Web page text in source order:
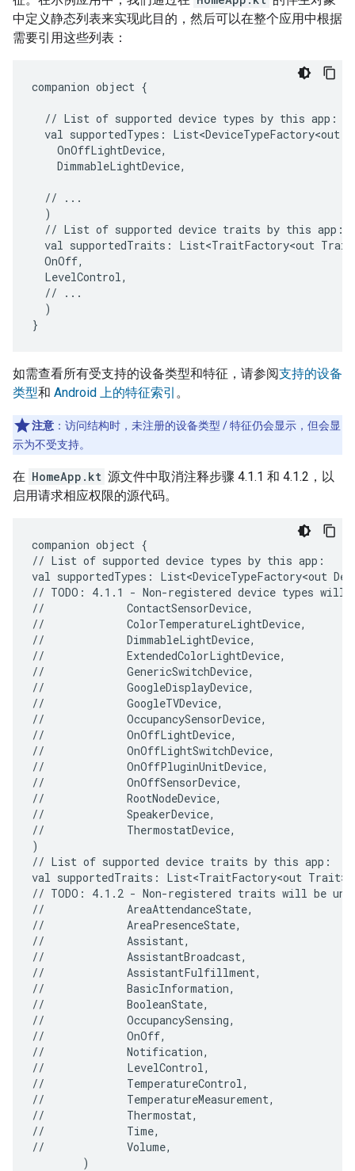
中定义静态列表来实现此目的，然后可以在整个应用中根据
需要引用这些列表：
companion object {
// List of supported device types by this
val supportedTypes: List<DeviceTypeFactory<out
DimmableLightDevice,
//
// List of supported device traits by this
val supportedTraits: List<TraitFactory<out
//
)
如需查看所有受支持的设备类型和特征，请参阅支持的设备
类型和 Android 上的特征索引 。
注意 ：访问结构时，未注册的设备类型 / 特征仍会显示，但会显
示为不受支持。
在 HomeApp.kt 源文件中取消注释步骤 4.1.1 和 4.1.2，以
启用请求相应权限的源代码。
companion object {
// List of supported device types by this app:
val supportedTypes: List<DeviceTypeFactory<out
// TODO: 4.1.1 - Non-registered device types will
//
ContactSensorDevice,
//
ColorTemperatureLightDevice,
//
DimmableLightDevice,
//
ExtendedColorLightDevice,
//
GenericSwitchDevice,
//
GoogleDisplayDevice,
//
GoogleTVDevice,
//
OccupancySensorDevice,
//
OnOffLightDevice,
//
OnOffLightSwitchDevice,
//
OnOffPluginUnitDevice,
//
OnOffSensorDevice,
//
RootNodeDevice,
//
SpeakerDevice,
//
ThermostatDevice,
)
// List of supported device traits by this app:
val supportedTraits: List<TraitFactory<out Trait>>
// TODO: 4.1.2 - Non-registered traits will be
//
AreaAttendanceState,
//
AreaPresenceState,
//
Assistant,
//
AssistantBroadcast,
//
AssistantFulfillment,
//
BasicInformation,
//
BooleanState,
//
OccupancySensing,
//
OnOff,
//
Notification,
//
LevelControl,
//
TemperatureControl,
//
TemperatureMeasurement,
//
Thermostat,
//
Time,
//
)